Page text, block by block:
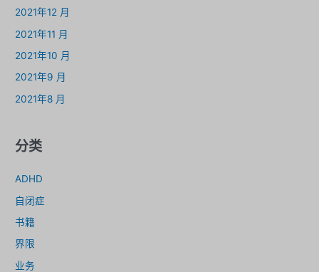
2021年12 月
2021年11 月
2021年10 月
2021年9 月
2021年8 月
分类
ADHD
自闭症
书籍
界限
业务